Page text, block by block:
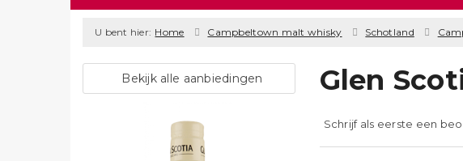
U bent hier: Home Campbeltown malt whisky Schotland
Bekijk alle aanbiedingen Glen
Schrijf als eerste een